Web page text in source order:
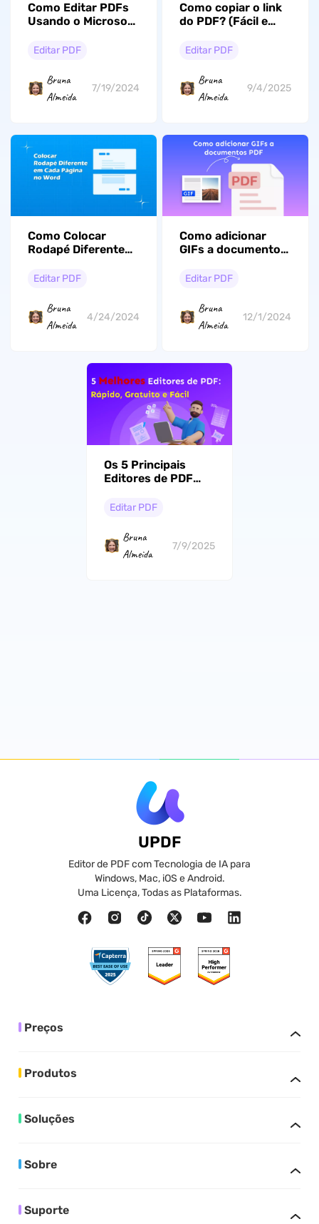
Como Editar PDFs
Usando o Microsoft
com imagens)
Editar PDF
Bruna
Almeida
7/19/2024
Como copiar o link
do PDF? (Fácil e
Editar PDF
Bruna
Almeida
9/4/2025
Como Colocar
Rodapé Diferente
Word
Editar PDF
Bruna
Almeida
4/24/2024
Como adicionar
GIFs a documentos
que você deve
Editar PDF
Bruna
Almeida
12/1/2024
Os 5 Principais
Editores de PDF
Seus PDFs com
Editar PDF
Bruna
Almeida
7/9/2025
UPDF
Editor de PDF com Tecnologia de IA para
Windows, Mac, iOS e Android.
Uma Licença, Todas as Plataformas.
Preços
Produtos
Soluções
Sobre
Suporte